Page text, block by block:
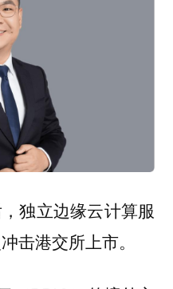
独立边缘云计算服
击港交所上市。